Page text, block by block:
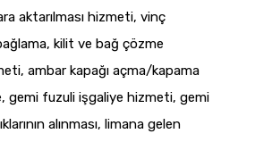
aktarılması hizmeti, vinç
kilit ve bağ çözme
ambar kapağı açma/kapama
gemi fuzuli işgaliye hizmeti, gemi
alınması, limana gelen